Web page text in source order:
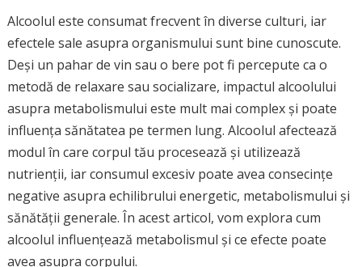
Alcoolul este consumat frecvent în diverse culturi, iar
efectele sale asupra organismului sunt bine cunoscute.
Deși un pahar de vin sau o bere pot fi percepute ca o
metodă de relaxare sau socializare, impactul alcoolului
asupra metabolismului este mult mai complex și poate
influența sănătatea pe termen lung. Alcoolul afectează
modul în care corpul tău procesează și utilizează
nutrienții, iar consumul excesiv poate avea consecințe
negative asupra echilibrului energetic, metabolismului și
sănătății generale. În acest articol, vom explora cum
alcoolul influențează metabolismul și ce efecte poate
avea asupra corpului.